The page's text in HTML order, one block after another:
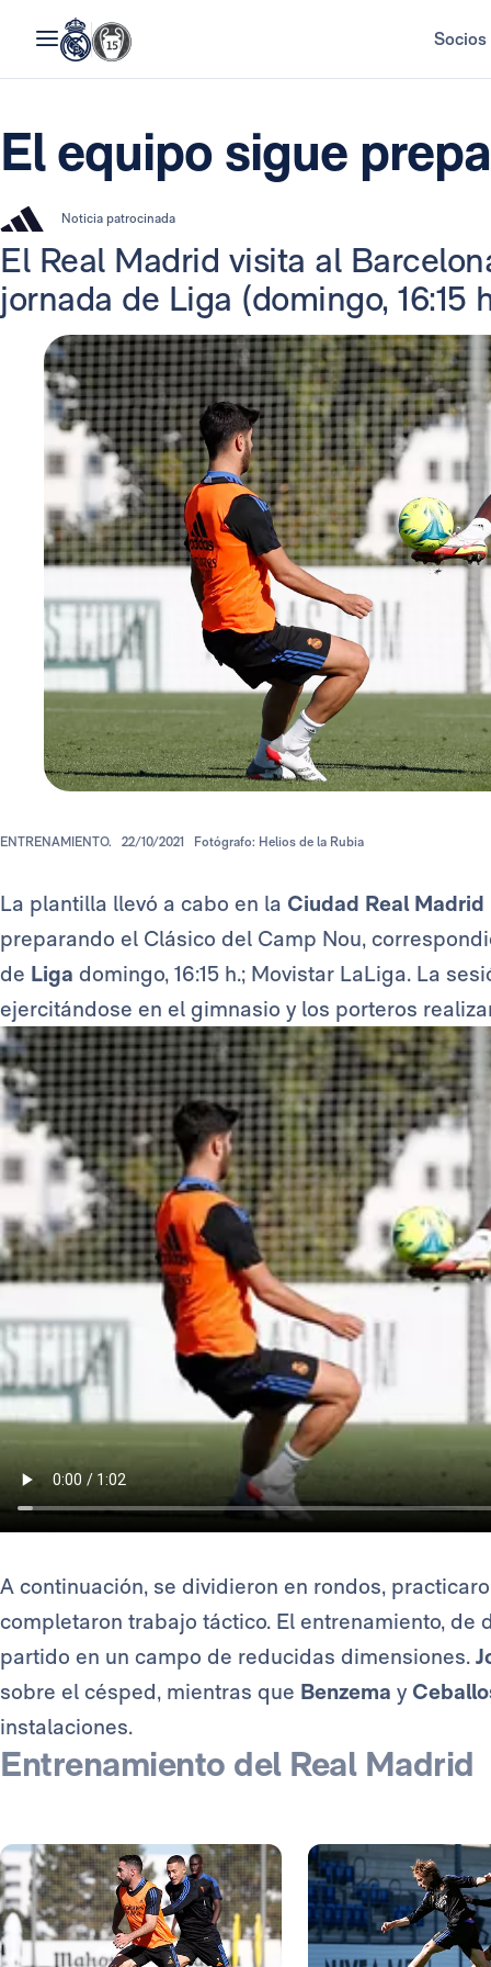
Socios
El equipo sigue
Noticia patrocinada
El Real Madrid visita al
jornada de Liga (domingo, 16:15
ENTRENAMIENTO. 22/10/2021 Fotógrafo: Helios de la Rubia
La plantilla llevó a cabo en la Ciudad Real Madrid
preparando el Clásico del Camp Nou,
de Liga domingo, 16:15 h.; Movistar LaLiga. La
ejercitándose en el gimnasio y los porteros
A continuación, se dividieron en rondos,
completaron trabajo táctico. El entrenamiento, de
partido en un campo de reducidas dimensiones.
sobre el césped, mientras que Benzema y
instalaciones.
Entrenamiento del Real Madrid